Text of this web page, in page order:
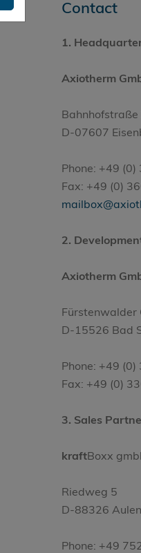
Contact
1.
Axiotherm
Bahnhofstraße
D-07607
Phone: +49
Fax: +49 (0)
2.
Axiotherm
Fürstenwalder
D-15526 Bad
Phone: +49
Fax: +49 (0)
3. Sales
kraftBoxx
Riedweg 5
D-88326
Phone: +49